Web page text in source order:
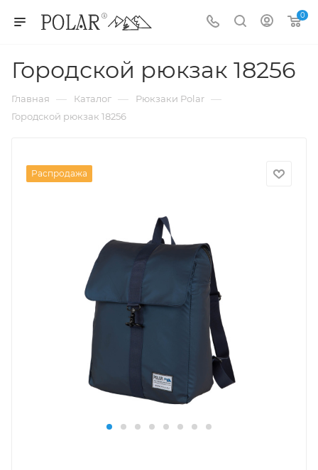
0
Городской рюкзак 18256
Главная — Каталог — Рюкзаки Polar —
Городской рюкзак 18256
Распродажа